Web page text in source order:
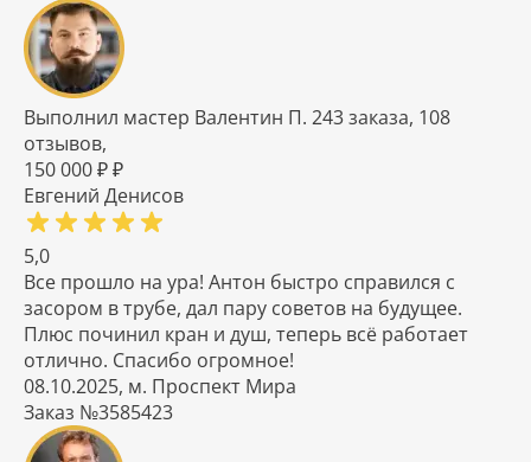
Выполнил мастер Валентин П. 243 заказа, 108
отзывов,
150 000 ₽ ₽
Евгений Денисов
5,0
Все прошло на ура! Антон быстро справился с
засором в трубе, дал пару советов на будущее.
Плюс починил кран и душ, теперь всё работает
отлично. Спасибо огромное!
08.10.2025, м. Проспект Мира
Заказ №3585423